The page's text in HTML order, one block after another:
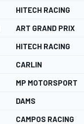
HITECH RACING
ART GRAND PRIX
HITECH RACING
CARLIN
MP MOTORSPORT
DAMS
CAMPOS RACING